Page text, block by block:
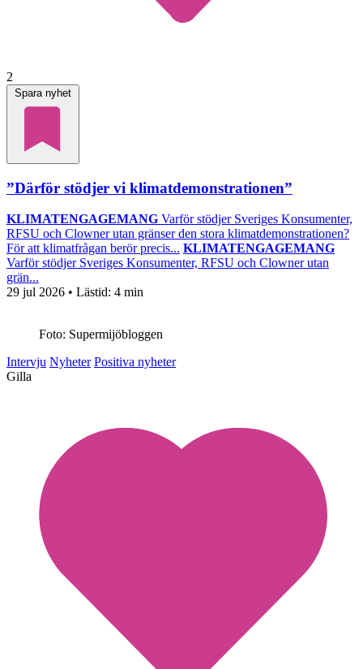
2
Spara nyhet
”Därför stödjer vi klimatdemonstrationen”
KLIMATENGAGEMANG Varför stödjer Sveriges Konsumenter,
RFSU och Clowner utan gränser den stora klimatdemonstrationen?
För att klimatfrågan berör precis... KLIMATENGAGEMANG
Varför stödjer Sveriges Konsumenter, RFSU och Clowner utan
grän...
29 jul 2026 • Lästid: 4 min
Foto: Supermijöbloggen
Intervju Nyheter Positiva nyheter
Gilla